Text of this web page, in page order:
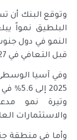
وتوقع البنك أن
قبل التعافي في 2027.
وتيرة نمو
والاستثمارات
وأما في منطقة